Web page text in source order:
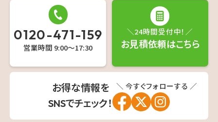
＼ 今すぐフォローする ／
お得な情報を
SNSでチェック！
0120-471-159
営業時間 9:00〜17:30
＼24時間受付中！／
お見積依頼はこちら